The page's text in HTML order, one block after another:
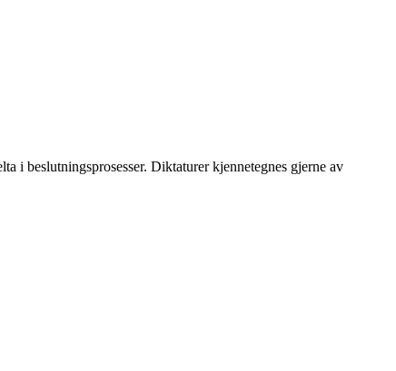
i beslutningsprosesser. Diktaturer kjennetegnes gjerne av